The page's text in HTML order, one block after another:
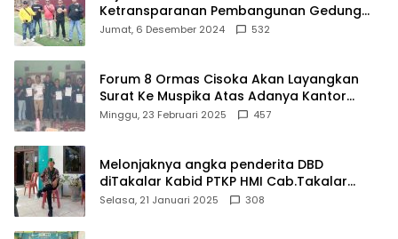
Ketransparanan Pembangunan Gedung
Damkar Di Kecamatan Cisoka
Jumat, 6 Desember 2024 532
Forum 8 Ormas Cisoka Akan Layangkan
Surat Ke Muspika Atas Adanya Kantor
Matel di Cisoka
Minggu, 23 Februari 2025 457
Melonjaknya angka penderita DBD
diTakalar Kabid PTKP HMI Cab.Takalar
angkat bicara
Selasa, 21 Januari 2025 308